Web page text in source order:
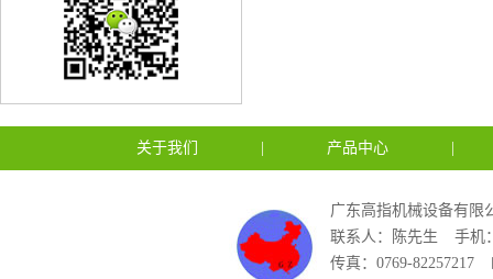
关于我们 产品中心
广东高指机械设备有限
联系人：陈先生
手机
传真：0769-82257217